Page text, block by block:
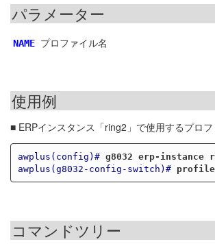
パラメーター
NAME プロファイル名
使用例
■ ERPインスタンス「ring2」で使用するプロ
awplus(config)# g8032 erp-instance
awplus(g8032-config-switch)#
profile
コマンドツリー